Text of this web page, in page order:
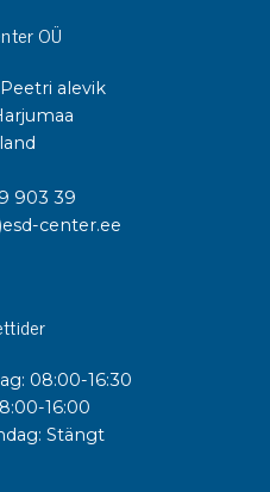
OÜ
alevik
903 39
center.ee
08:00-16:30
16:00
Stängt